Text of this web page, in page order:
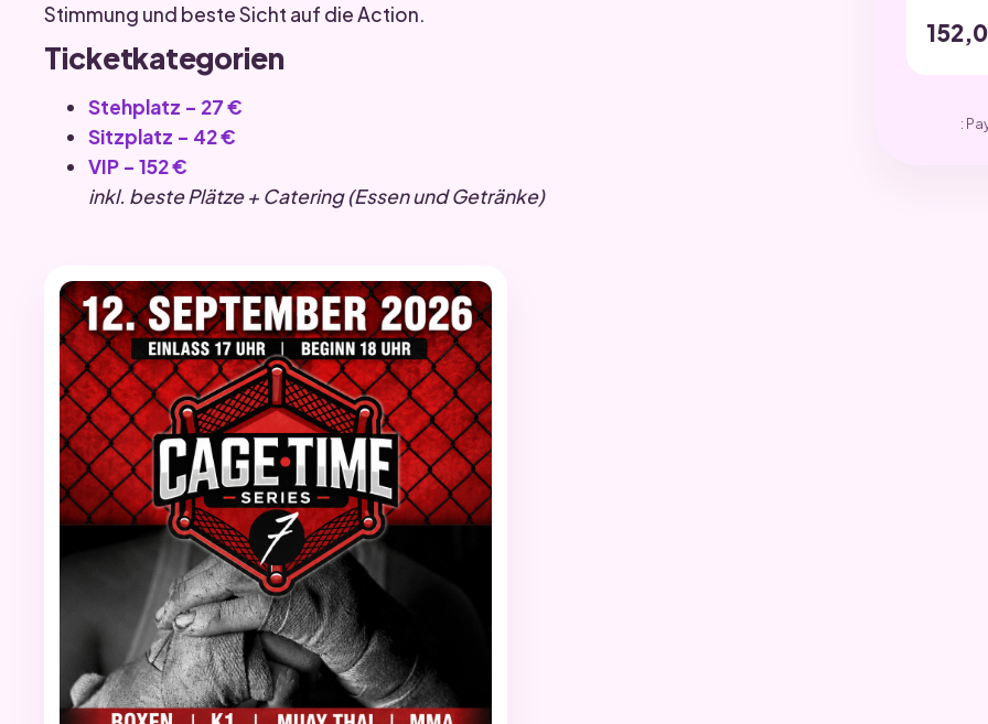
Stimmung und beste Sicht auf die Action.
Ticketkategorien
Stehplatz – 27 €
Sitzplatz – 42 €
VIP – 152 €
inkl. beste Plätze + Catering (Essen und Getränke)
: